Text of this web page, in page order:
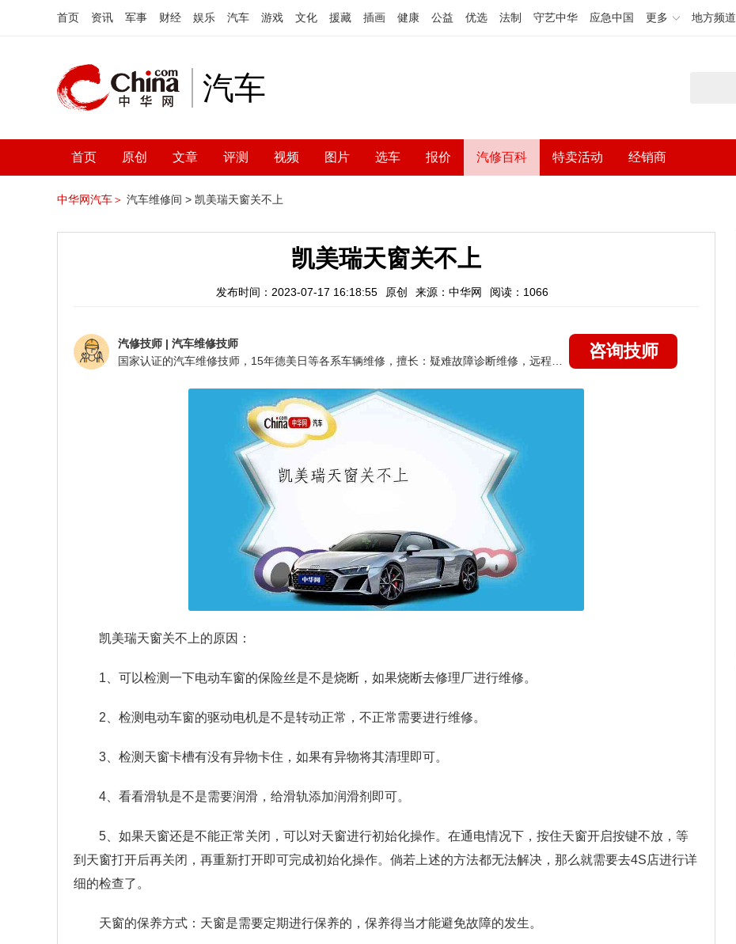
首页 资讯 军事 财经 娱乐 汽车 游戏 文化 援藏 插画 健康 公益 优选 法制 守艺中华 应急中国 更多 地方频道
汽车
首页 原创 文章 评测 视频 图片 选车 报价 汽修百科 特卖活动 经销商
中华网汽车＞ 汽车维修间 > 凯美瑞天窗关不上
凯美瑞天窗关不上
发布时间：2023-07-17 16:18:55 原创 来源：中华网 阅读：1066
汽修技师 | 汽车维修技师
咨询技师
凯美瑞天窗关不上的原因：
1、可以检测一下电动车窗的保险丝是不是烧断，如果烧断去修理厂进行维修。
2、检测电动车窗的驱动电机是不是转动正常，不正常需要进行维修。
3、检测天窗卡槽有没有异物卡住，如果有异物将其清理即可。
4、看看滑轨是不是需要润滑，给滑轨添加润滑剂即可。
5、如果天窗还是不能正常关闭，可以对天窗进行初始化操作。在通电情况下，按住天窗开启按键不放，等
到天窗打开后再关闭，再重新打开即可完成初始化操作。倘若上述的方法都无法解决，那么就需要去4S店进行详
细的检查了。
天窗的保养方式：天窗是需要定期进行保养的，保养得当才能避免故障的发生。